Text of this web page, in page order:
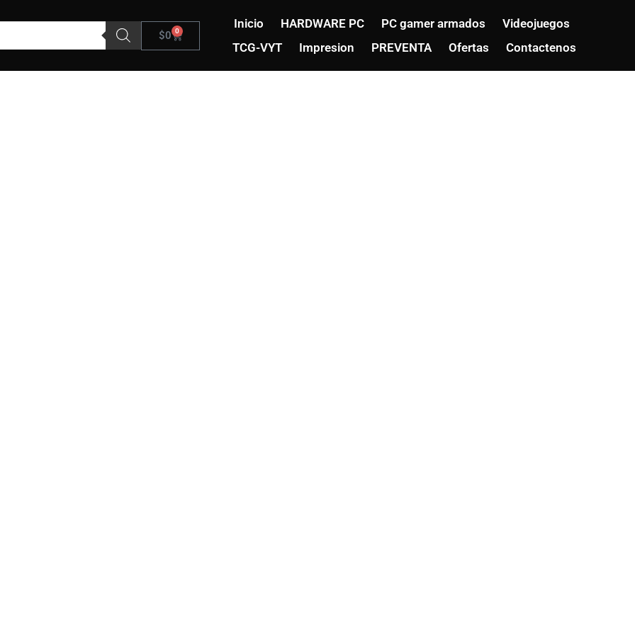
$0 0
Carrito
Inicio HARDWARE PC PC gamer armados
Videojuegos
TCG-VYT
Impresion PREVENTA Ofertas Contactenos